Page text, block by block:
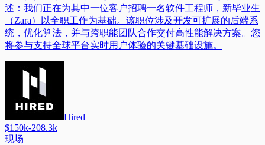
述：我们正在为其中一位客户招聘一名软件工程师，新毕业生
（Zara）以全职工作为基础。该职位涉及开发可扩展的后端系
统，优化算法，并与跨职能团队合作交付高性能解决方案。您
将参与支持全球平台实时用户体验的关键基础设施。
Hired
$150k-208.3k
现场